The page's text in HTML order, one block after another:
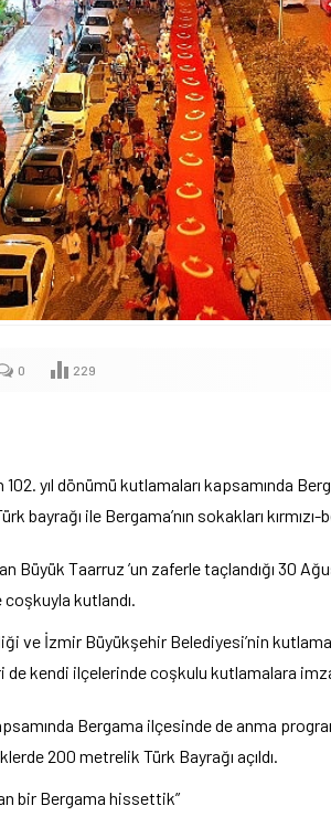
0 229
yıl dönümü kutlamaları kapsamında
bayrağı ile Bergama’nın sokakları
Taarruz ’un zaferle taçlandığı 30
kutlandı.
ve İzmir Büyükşehir Belediyesi’nin
de kendi ilçelerinde coşkulu kutlamalara
Bergama ilçesinde de anma
200 metrelik Türk Bayrağı açıldı.
bir Bergama hissettik”